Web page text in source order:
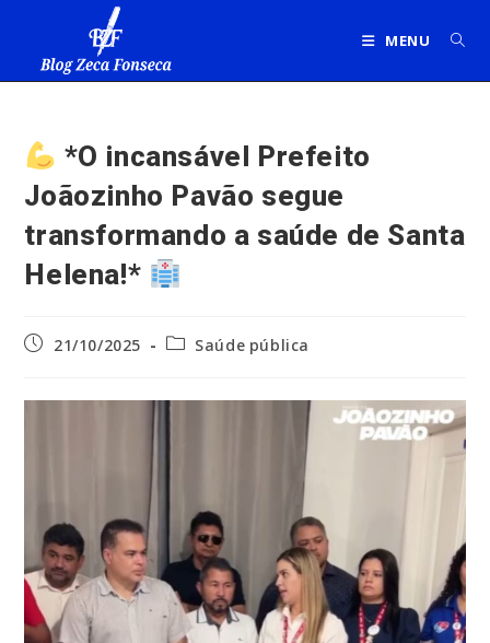
MENU
*O incansável Prefeito
Joãozinho Pavão segue
transformando a saúde de Santa
Helena!*
Post21/10/2025
Categoria
Saúde pública